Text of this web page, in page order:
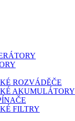
ROZVÁDĚČE
AKUMULÁTORY
FILTRY